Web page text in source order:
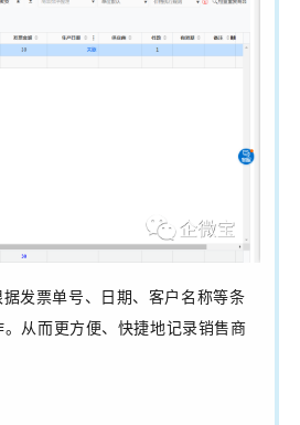
发票单号、日期、客户名称等条
从而更方便、快捷地记录销售商